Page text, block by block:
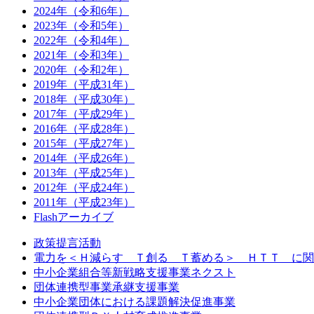
2024年（令和6年）
2023年（令和5年）
2022年（令和4年）
2021年（令和3年）
2020年（令和2年）
2019年（平成31年）
2018年（平成30年）
2017年（平成29年）
2016年（平成28年）
2015年（平成27年）
2014年（平成26年）
2013年（平成25年）
2012年（平成24年）
2011年（平成23年）
Flashアーカイブ
政策提言活動
電力を＜Ｈ減らす Ｔ創る Ｔ蓄める＞ ＨＴＴ に関
中小企業組合等新戦略支援事業ネクスト
団体連携型事業承継支援事業
中小企業団体における課題解決促進事業